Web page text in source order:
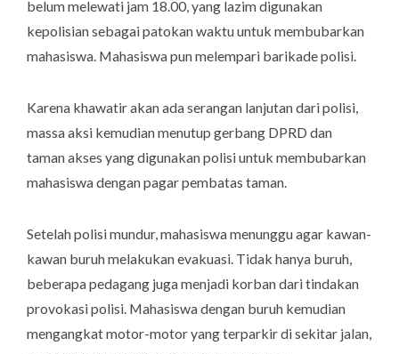
belum melewati jam 18.00, yang lazim digunakan
kepolisian sebagai patokan waktu untuk membubarkan
mahasiswa. Mahasiswa pun melempari barikade polisi.
Karena khawatir akan ada serangan lanjutan dari polisi,
massa aksi kemudian menutup gerbang DPRD dan
taman akses yang digunakan polisi untuk membubarkan
mahasiswa dengan pagar pembatas taman.
Setelah polisi mundur, mahasiswa menunggu agar kawan-
kawan buruh melakukan evakuasi. Tidak hanya buruh,
beberapa pedagang juga menjadi korban dari tindakan
provokasi polisi. Mahasiswa dengan buruh kemudian
mengangkat motor-motor yang terparkir di sekitar jalan,